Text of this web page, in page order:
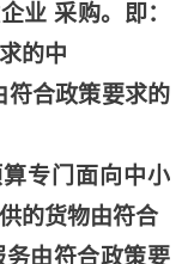
业 采购。即：
的中
符合政策要求的
专门面向中小
的货物由符合
由符合政策要